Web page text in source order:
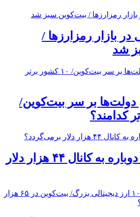
در بازار رمزارزها /
شد
دولت‌ها بر سر بیت‌کوین/
آیا بیت‌کوین دوباره به کانال ۴۴ هزار دلار